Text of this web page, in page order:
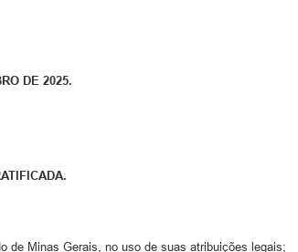
DE 2025.
de Minas Gerais, no uso de suas atribuições legais;